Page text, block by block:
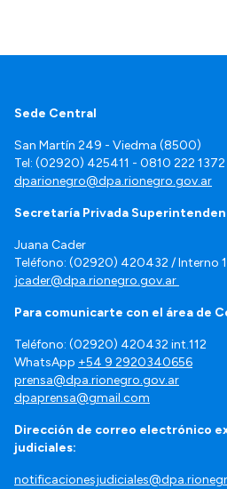
Sede Central
San Martín 249 - Viedma (8500)
Tel: (02920) 425411 - 0810 222 1372
dparionegro@dpa.rionegro.gov.ar
Secretaría Privada
Juana Cader
Teléfono: (02920) 420432 / Interno
jcader@dpa.rionegro.gov.ar
Para comunicarte con el área de
Teléfono: (02920) 420432 int.112
WhatsApp +54 9 2920340656
prensa@dpa.rionegro.gov.ar
dpaprensa@gmail.com
Dirección de correo electrónico
judiciales: